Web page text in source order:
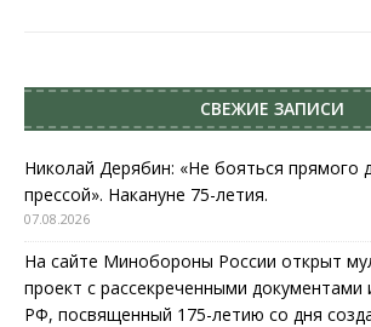
СВЕЖИЕ ЗАПИСИ
Николай Дерябин: «Не бояться прямого
прессой». Накануне 75-летия.
07.08.2026
На сайте Минобороны России открыт
проект с рассекреченными
РФ, посвященный 175-летию со дня